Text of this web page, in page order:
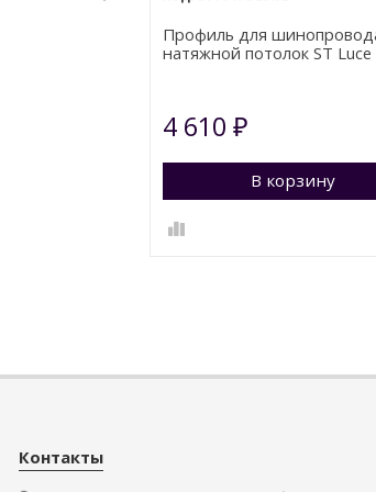
Профиль для
натяжной потолок ST Luce
4 610 ₽
В корзину
Контакты